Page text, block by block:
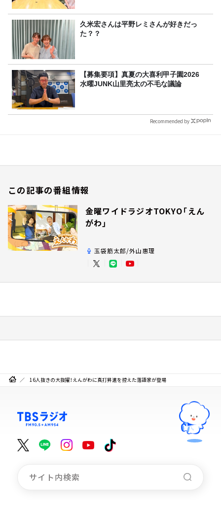
久米宏さんは平野レミさんが好きだっ
た？？
【募集要項】真夏の大喜利甲子園2026
水曜JUNK山里亮太の不毛な議論
Recommended by
この記事の番組情報
金曜ワイドラジオTOKYO「えん
がわ」
玉袋筋太郎/外山惠理
16人抜きの大抜擢！えんがわに真打昇進を控えた落語家が登場